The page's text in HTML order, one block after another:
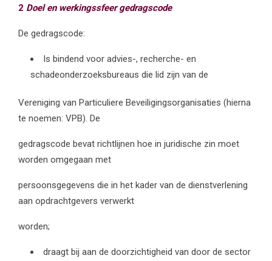
2 Doel en werkingssfeer gedragscode
De gedragscode:
Is bindend voor advies-, recherche- en
schadeonderzoeksbureaus die lid zijn van de
Vereniging van Particuliere Beveiligingsorganisaties (hierna
te noemen: VPB). De
gedragscode bevat richtlijnen hoe in juridische zin moet
worden omgegaan met
persoonsgegevens die in het kader van de dienstverlening
aan opdrachtgevers verwerkt
worden;
draagt bij aan de doorzichtigheid van door de sector